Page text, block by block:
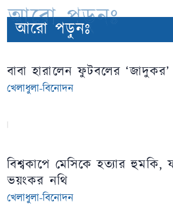
আরো পড়ুনঃ
আরো পড়ুনঃ
বাবা হারালেন ফুটবলের
খেলাধুলা-বিনোদন
বিশ্বকাপে মেসিকে হত্যার
ভয়ংকর নথি
খেলাধুলা-বিনোদন